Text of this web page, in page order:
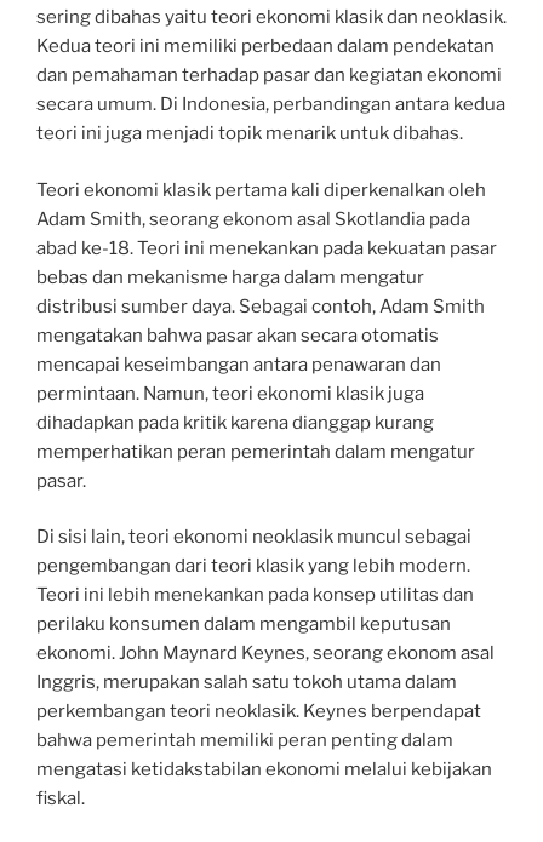
sering dibahas yaitu teori ekonomi klasik dan neoklasik.
Kedua teori ini memiliki perbedaan dalam pendekatan
dan pemahaman terhadap pasar dan kegiatan ekonomi
secara umum. Di Indonesia, perbandingan antara kedua
teori ini juga menjadi topik menarik untuk dibahas.
Teori ekonomi klasik pertama kali diperkenalkan oleh
Adam Smith, seorang ekonom asal Skotlandia pada
abad ke-18. Teori ini menekankan pada kekuatan pasar
bebas dan mekanisme harga dalam mengatur
distribusi sumber daya. Sebagai contoh, Adam Smith
mengatakan bahwa pasar akan secara otomatis
mencapai keseimbangan antara penawaran dan
permintaan. Namun, teori ekonomi klasik juga
dihadapkan pada kritik karena dianggap kurang
memperhatikan peran pemerintah dalam mengatur
pasar.
Di sisi lain, teori ekonomi neoklasik muncul sebagai
pengembangan dari teori klasik yang lebih modern.
Teori ini lebih menekankan pada konsep utilitas dan
perilaku konsumen dalam mengambil keputusan
ekonomi. John Maynard Keynes, seorang ekonom asal
Inggris, merupakan salah satu tokoh utama dalam
perkembangan teori neoklasik. Keynes berpendapat
bahwa pemerintah memiliki peran penting dalam
mengatasi ketidakstabilan ekonomi melalui kebijakan
fiskal.